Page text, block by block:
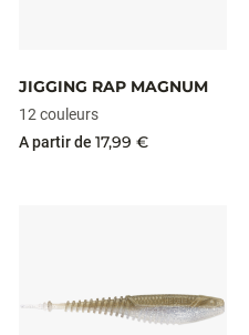
JIGGING RAP MAGNUM
12 couleurs
A partir de 17,99 €